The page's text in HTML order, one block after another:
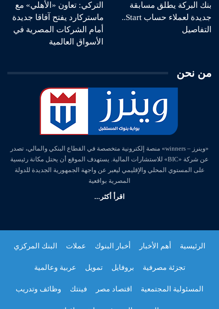
بنك البركة يطلق مسابقة
جديدة لعملاء حساب Start..
التفاصيل
التركي: تعاون «الأهلي» مع
ماستركارد يفتح آفاقا جديدة
أمام الشركات المصرية في
الأسواق العالمية
من نحن
«وينرز – winners» منصة إلكترونية متخصصة في القطاع البنكي والمالي، تصدر
عن شركة «BIC» للاستشارات المالية. يستهدف الموقع أن يحتل مكانة رئيسية
على المستوي المحلي والإقليمي ليعبر عن واجهة الجمهورية الجديدة للدولة
المصرية بواقعية
اقرأ أكثر...
الرئيسية أهم الأخبار أخبار البنوك عملات البنك المركزي
تجزئة مصرفية بروفايل تمويل عربية وعالمية
المسئولية المجتمعية اقتصاد مصر فينتك وظائف وتدريب